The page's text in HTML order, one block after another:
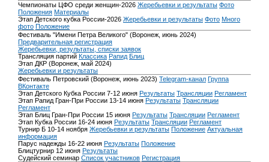
Чемпионаты ЦФО среди женщин-2026 Жеребьевки и результаты Фото
Положения Материалы
Этап Детского кубка России-2026 Жеребьевки и результаты Фото Много
фото Положение
Фестиваль "Имени Петра Великого" (Воронеж, июнь 2024)
Предварительная регистрация
Жеребьевки, результаты, списки заявок
Трансляция партий Классика Рапид Блиц
Этап ДКР (Воронеж, май 2024)
Жеребьевки и результаты
Фестиваль Петровский (Воронеж, июнь 2023) Telegram-канал Группа
ВКонтакте
Этап Детского Кубка России 7-12 июня Результаты Трансляции Регламент
Этап Рапид Гран-При России 13-14 июня Результаты Трансляции
Регламент
Этап Блиц Гран-При России 15 июня Результаты Трансляции Регламент
Этап Кубка России 16-24 июня Результаты Трансляции Регламент
Турнир Б 10-14 ноября Жеребьевки и результаты Положение Актуальная
информация
Парус надежды 16-22 июня Результаты Положение
Блицтурнир 12 июня Результаты
Судейский семинар Список участников Регистрация